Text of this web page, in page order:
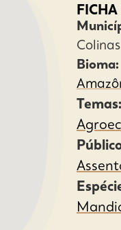
FICHA
Bioma:
Temas: